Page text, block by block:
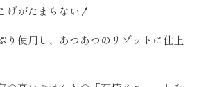
げがたまらない！
り使用し、あつあつのリゾットに仕上